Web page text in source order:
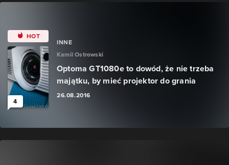
HOT
4
INNE
Kamil Ostrowski
Optoma GT1080e to dowód, że nie trzeba
majątku, by mieć projektor do grania
26.08.2016